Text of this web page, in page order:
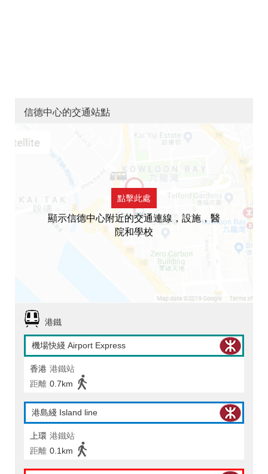
信德中心的交通站點
點擊此處
顯示信德中心附近的交通連線，設施，醫
院和學校
港鐵
機場快綫 Airport Express
香港 港鐵站
距離 0.7km
港島綫 Island line
上環 港鐵站
距離 0.1km